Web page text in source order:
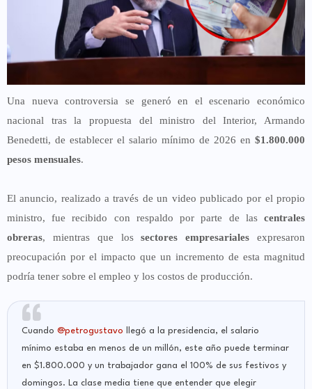
Una nueva controversia se generó en el escenario económico
nacional tras la propuesta del ministro del Interior, Armando
Benedetti, de establecer el salario mínimo de 2026 en $1.800.000
pesos mensuales.
El anuncio, realizado a través de un video publicado por el propio
ministro, fue recibido con respaldo por parte de las centrales
obreras, mientras que lossectores empresariales expresaron
preocupación por el impacto que un incremento de esta magnitud
podría tener sobre el empleo y los costos de producción.
Cuando @petrogustavo llegó a la presidencia, el salario
mínimo estaba en menos de un millón, este año puede terminar
en $1.800.000 y un trabajador gana el 100% de sus festivos y
domingos. La clase media tiene que entender que elegir